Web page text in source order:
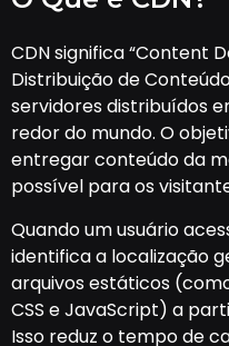
CDN significa “Content
Distribuição de
servidores distribuídos
redor do mundo. O
entregar conteúdo da
possível para os
Quando um usuário
identifica a localização
arquivos estáticos
CSS e JavaScript) a
Isso reduz o tempo de